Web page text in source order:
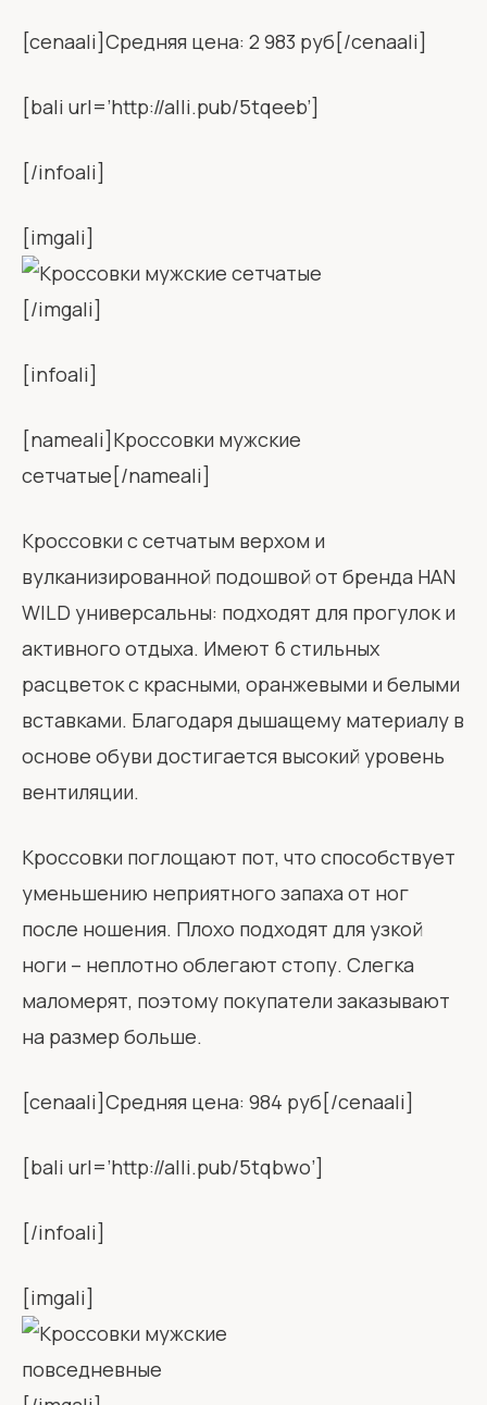
[cenaali]Средняя цена: 2 983 руб[/cenaali]
[bali url=’http://alli.pub/5tqeeb’]
[/infoali]
[imgali]
[/imgali]
[infoali]
[nameali]Кроссовки мужские
сетчатые[/nameali]
Кроссовки с сетчатым верхом и
вулканизированной подошвой от бренда HAN
WILD универсальны: подходят для прогулок и
активного отдыха. Имеют 6 стильных
расцветок с красными, оранжевыми и белыми
вставками. Благодаря дышащему материалу в
основе обуви достигается высокий уровень
вентиляции.
Кроссовки поглощают пот, что способствует
уменьшению неприятного запаха от ног
после ношения. Плохо подходят для узкой
ноги – неплотно облегают стопу. Слегка
маломерят, поэтому покупатели заказывают
на размер больше.
[cenaali]Средняя цена: 984 руб[/cenaali]
[bali url=’http://alli.pub/5tqbwo’]
[/infoali]
[imgali]